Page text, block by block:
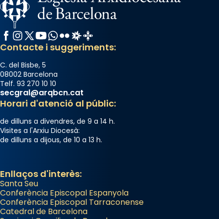
col·laboradors, a la Catedral de Barcelona.
L’arquebisbe de Barcelona, el cardenal Joan
Josep Omella, ha presidit la missa i l’ha
concelebrat el bisbe auxiliar de Barcelona,
Mons. David Abadías.
📸 Dr. G. Simón
Photo
View on Facebook · Share
Arquebisbat de Barcelona
2 weeks ago
Semproniana, verges i màrtirs.
Acompanyant la història de sant Cugat, a
partir de l’Edat Mitjana sorgeix la tradició
que les santes Juliana (“relatiu a Júlia”) i
Facebook
Instagram
X / Twitter
YouTube
WhatsApp
FlickrRadio Estel
Catalunya Cristiana
Contacte i suggeriments:
C. del Bisbe, 5
08002 Barcelona
Telf. 93 270 10 10
secgral@arqbcn.cat
Horari d'atenció al públic:
de dilluns a divendres, de 9 a 14 h.
Visites a l'Arxiu Diocesà:
de dilluns a dijous, de 10 a 13 h.
Enllaços d'interès:
Santa Seu
Conferència Episcopal Espanyola
Conferència Episcopal Tarraconense
Catedral de Barcelona